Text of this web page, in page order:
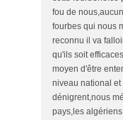
fou de
fourbes qui nous
reconnu il va
qu'ils soit
moyen d'être
niveau national
dénigrent,nous
pays,les